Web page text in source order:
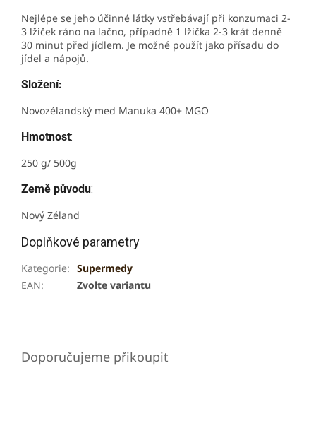
Nejlépe se jeho účinné látky vstřebávají při konzumaci 2-
3 lžiček ráno na lačno, případně 1 lžička 2-3 krát denně
30 minut před jídlem. Je možné použít jako přísadu do
jídel a nápojů.
Složení:
Novozélandský med Manuka 400+ MGO
Hmotnost:
250 g/ 500g
Země původu:
Nový Zéland
Doplňkové parametry
Kategorie: Supermedy
EAN: Zvolte variantu